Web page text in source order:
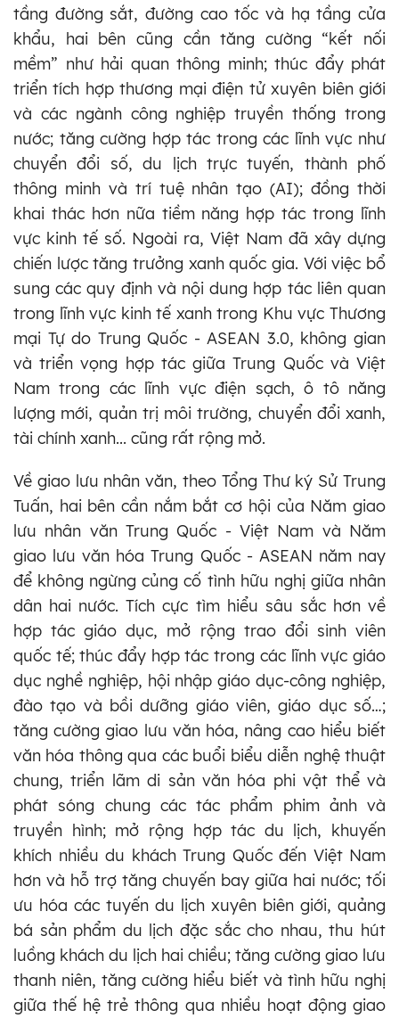
tầng đường sắt, đường cao tốc và hạ tầng cửa
khẩu, hai bên cũng cần tăng cường “kết nối
mềm” như hải quan thông minh; thúc đẩy phát
triển tích hợp thương mại điện tử xuyên biên giới
và các ngành công nghiệp truyền thống trong
nước; tăng cường hợp tác trong các lĩnh vực như
chuyển đổi số, du lịch trực tuyến, thành phố
thông minh và trí tuệ nhân tạo (AI); đồng thời
khai thác hơn nữa tiềm năng hợp tác trong lĩnh
vực kinh tế số. Ngoài ra, Việt Nam đã xây dựng
chiến lược tăng trưởng xanh quốc gia. Với việc bổ
sung các quy định và nội dung hợp tác liên quan
trong lĩnh vực kinh tế xanh trong Khu vực Thương
mại Tự do Trung Quốc - ASEAN 3.0, không gian
và triển vọng hợp tác giữa Trung Quốc và Việt
Nam trong các lĩnh vực điện sạch, ô tô năng
lượng mới, quản trị môi trường, chuyển đổi xanh,
tài chính xanh... cũng rất rộng mở.
Về giao lưu nhân văn, theo Tổng Thư ký Sử Trung
Tuấn, hai bên cần nắm bắt cơ hội của Năm giao
lưu nhân văn Trung Quốc - Việt Nam và Năm
giao lưu văn hóa Trung Quốc - ASEAN năm nay
để không ngừng củng cố tình hữu nghị giữa nhân
dân hai nước. Tích cực tìm hiểu sâu sắc hơn về
hợp tác giáo dục, mở rộng trao đổi sinh viên
quốc tế; thúc đẩy hợp tác trong các lĩnh vực giáo
dục nghề nghiệp, hội nhập giáo dục-công nghiệp,
đào tạo và bồi dưỡng giáo viên, giáo dục số…;
tăng cường giao lưu văn hóa, nâng cao hiểu biết
văn hóa thông qua các buổi biểu diễn nghệ thuật
chung, triển lãm di sản văn hóa phi vật thể và
phát sóng chung các tác phẩm phim ảnh và
truyền hình; mở rộng hợp tác du lịch, khuyến
khích nhiều du khách Trung Quốc đến Việt Nam
hơn và hỗ trợ tăng chuyến bay giữa hai nước; tối
ưu hóa các tuyến du lịch xuyên biên giới, quảng
bá sản phẩm du lịch đặc sắc cho nhau, thu hút
luồng khách du lịch hai chiều; tăng cường giao lưu
thanh niên, tăng cường hiểu biết và tình hữu nghị
giữa thế hệ trẻ thông qua nhiều hoạt động giao